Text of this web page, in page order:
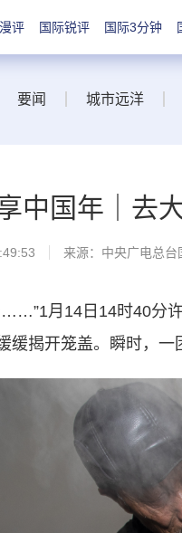
评 国际锐评 国际3分钟
要闻 城市远洋
中国年｜去
来源：中央广电总台
月14日14时40分许
缓揭开笼盖。瞬时，一